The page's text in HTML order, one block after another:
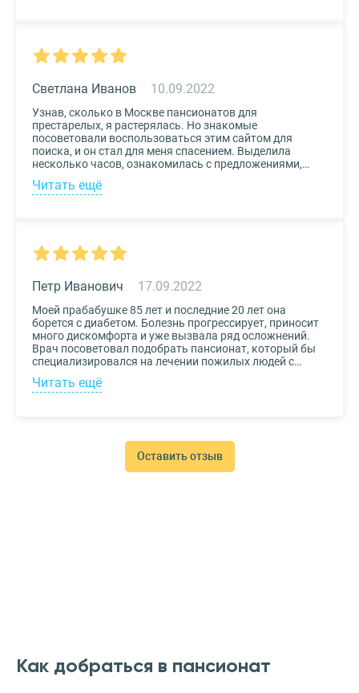
10.09.2022
Светлана Иванов
Узнав, сколько в Москве пансионатов для
престарелых, я растерялась. Но знакомые
посоветовали воспользоваться этим сайтом для
поиска, и он стал для меня спасением. Выделила
несколько часов, ознакомилась с предложениями,
доступными мне по цене и месту расположения и
выбрала два варианта. Связалась с администрацией
Читать ещё
17.09.2022
Петр Иванович
Моей прабабушке 85 лет и последние 20 лет она
борется с диабетом. Болезнь прогрессирует, приносит
много дискомфорта и уже вызвала ряд осложнений.
Врач посоветовал подобрать пансионат, который бы
специализировался на лечении пожилых людей с
диабетом. К выбору заведения подошли со всей
серьезностью, важно было, чтобы за прабабушкой
окружили заботой. Таким заведением оказался
пансионат для пожилых Опека. Находится в Москве, в
соседнем районе, поэтому проведывать дорогого нам
Читать ещё
Оставить отзыв
Как добраться в пансионат